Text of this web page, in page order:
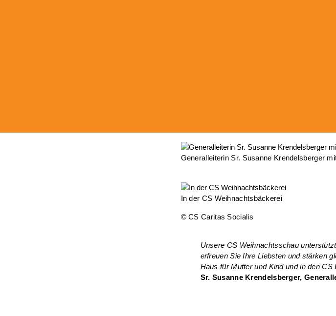
Generalleiterin Sr. Susanne Krendelsberger
In der CS Weihnachtsbäckerei
© CS Caritas Socialis
Unsere CS Weihnachtsschau
erfreuen Sie Ihre Liebsten und stärken
Haus für Mutter und Kind und in den CS
Sr. Susanne Krendelsberger,